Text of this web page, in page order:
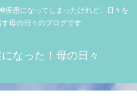
疾患になってしまったけれど、日々を
母の日々のブログです
なった！母の日々